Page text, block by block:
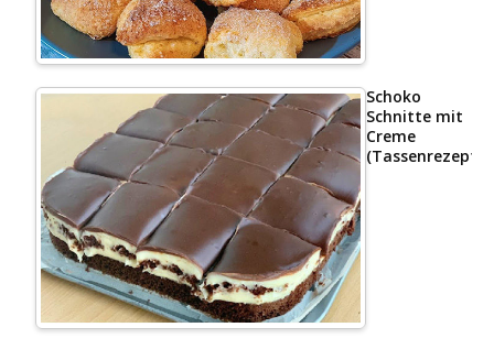
Schoko
Schnitte mit
Creme
(Tassenrezept)